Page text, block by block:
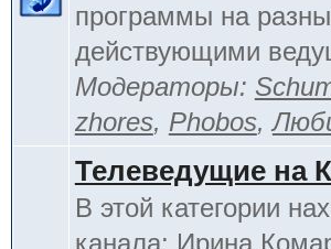
программы на
действующими
Модераторы:
zhores, Phobos,
Телеведущие на
В этой категории